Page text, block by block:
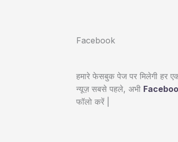
Facebook
हमारे फेसबुक पेज पर मिलेगी हर
न्यूज़ सबसे पहले, अभी
फॉलो करें |